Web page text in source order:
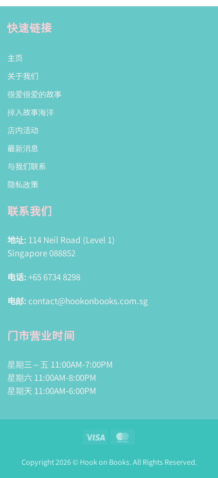
快速链接
主页
关于我们
很爱很爱的故事
掉入故事海洋
店内活动
最新消息
与我们联系
隐私政策
联系我们
地址: 114 Neil Road (Level 1)
Singapore 088852
电话: +65 6734 8298
电邮: contact@hookonbooks.com.sg
门市营业时间
星期三～五 11:00AM-7:00PM
星期六 11:00AM-8:00PM
星期天 11:00AM-6:00PM
Visa
Copyright 2026 © Hook on Books. All Rights Reserved.